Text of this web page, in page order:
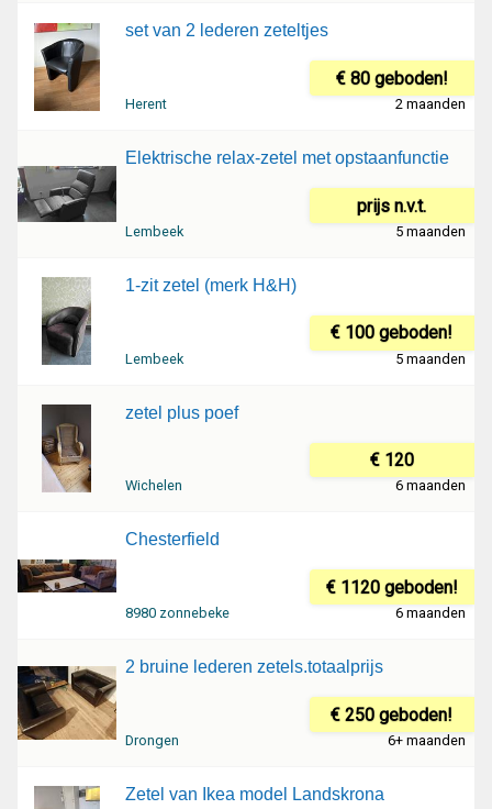
set van 2 lederen zeteltjes
€ 80 geboden!
Herent 2 maanden
Elektrische relax-zetel met opstaanfunctie
prijs n.v.t.
Lembeek 5 maanden
1-zit zetel (merk H&H)
€ 100 geboden!
Lembeek 5 maanden
zetel plus poef
€ 120
Wichelen 6 maanden
Chesterfield
€ 1120 geboden!
8980 zonnebeke 6 maanden
2 bruine lederen zetels.totaalprijs
€ 250 geboden!
Drongen 6+ maanden
Zetel van Ikea model Landskrona